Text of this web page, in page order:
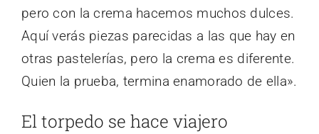
pero con la crema hacemos muchos dulces.
Aquí verás piezas parecidas a las que hay en
otras pastelerías, pero la crema es diferente.
Quien la prueba, termina enamorado de ella».
El torpedo se hace viajero